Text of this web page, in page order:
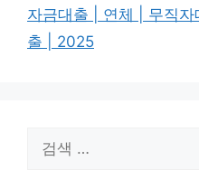
자금대출 | 연체 | 무직
출 | 2025
색: